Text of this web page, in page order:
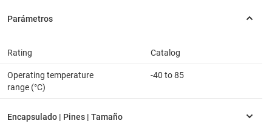
Rating Catalog
Operating temperature
range (°C)
-40 to 85